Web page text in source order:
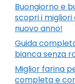
Buongiorno e
scopri i
nuovo anno!
Guida
bianca senza
Miglior farina
completa e